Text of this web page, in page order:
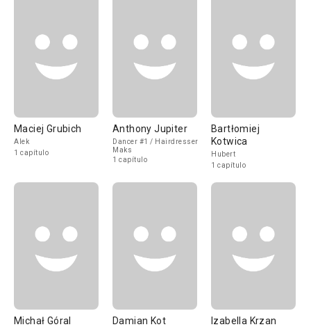
Maciej Grubich
Alek
1 capítulo
Anthony Jupiter
Dancer #1 / Hairdresser
Maks
1 capítulo
Bartłomiej
Kotwica
Hubert
1 capítulo
Michał Góral Damian Kot Izabella Krzan